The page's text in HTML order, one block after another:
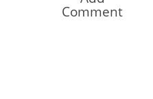
Comment